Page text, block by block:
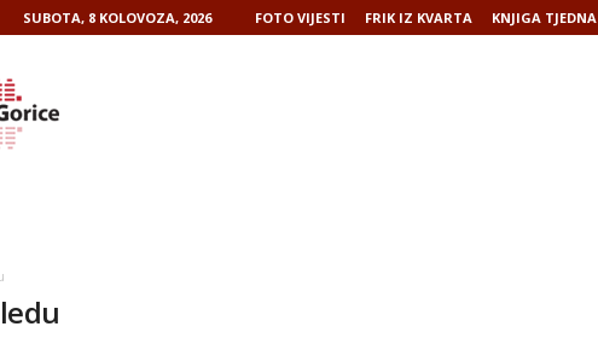
SUBOTA, 8 KOLOVOZA, 2026 FOTO VIJESTI FRIK IZ KVARTA KNJIGA TJEDNA